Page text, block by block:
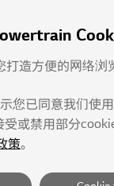
服务条款
打造方便的网络浏
您已同意我们使
或禁用部分
策。